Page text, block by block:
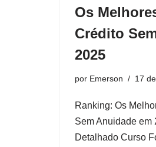
Os
Crédito
2025
por Emerson 17
Ranking: Os
Sem Anuidade em
Detalhado Curso